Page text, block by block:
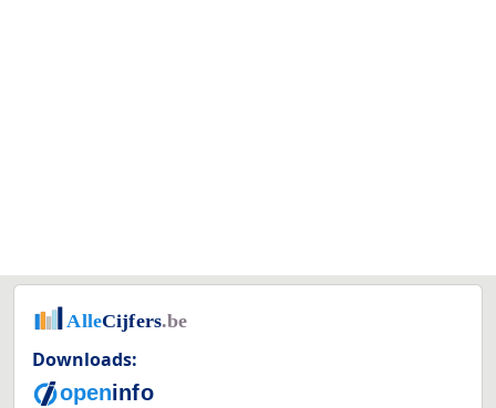
Downloads: